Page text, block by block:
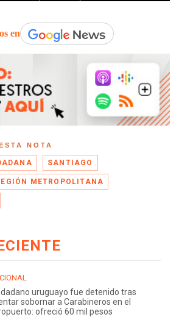
en
NOTA
SANTIAGO
METROPOLITANA
uruguayo fue detenido tras
sobornar a Carabineros en el
ofreció 60 mil pesos